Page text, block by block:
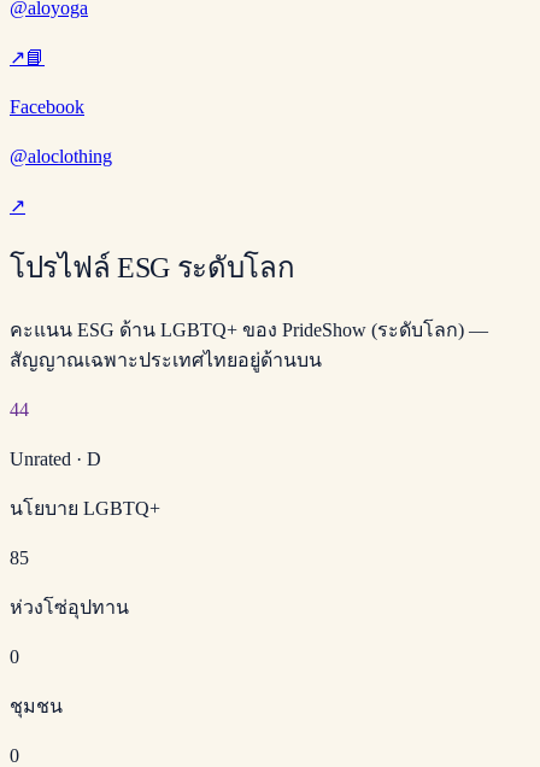
@aloyoga
↗📘
Facebook
@aloclothing
↗
โปรไฟล์ ESG ระดับโลก
คะแนน ESG ด้าน LGBTQ+ ของ PrideShow (ระดับโลก) —
สัญญาณเฉพาะประเทศไทยอยู่ด้านบน
44
Unrated · D
นโยบาย LGBTQ+
85
ห่วงโซ่อุปทาน
0
ชุมชน
0